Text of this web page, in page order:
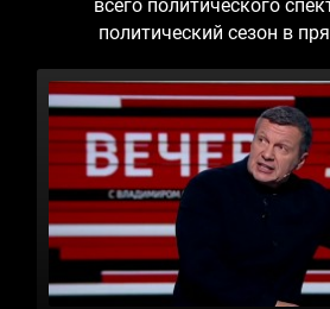
политический сезон в